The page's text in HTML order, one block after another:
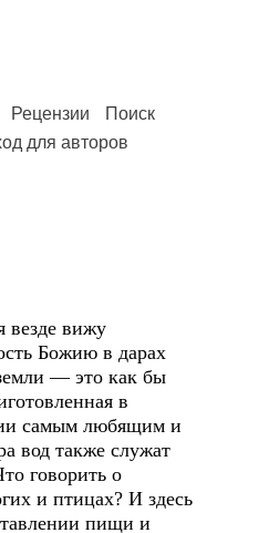
Рецензии
Поиск
для авторов
везде вижу
Божию в дарах
— это как бы
в
самым любящим и
вод также служат
говорить о
и птицах? И здесь
пищи и